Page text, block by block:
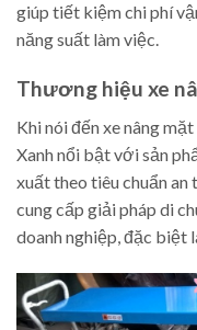
giúp tiết kiệm chi phí
năng suất làm việc.
Thương hiệu xe
Khi nói đến xe nâng
Xanh nổi bật với sản
xuất theo tiêu chuẩn an
cung cấp giải pháp di
doanh nghiệp, đặc biệt